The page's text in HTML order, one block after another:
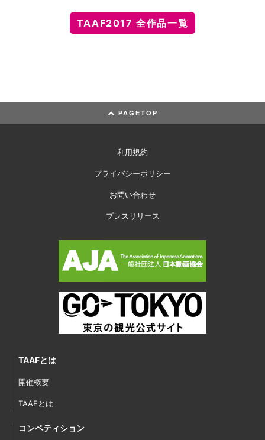
TAAF2017 全作品一覧
PAGETOP
利用規約
プライバシーポリシー
お問い合わせ
プレスリリース
TAAFとは
開催概要
TAAFとは
コンペティション